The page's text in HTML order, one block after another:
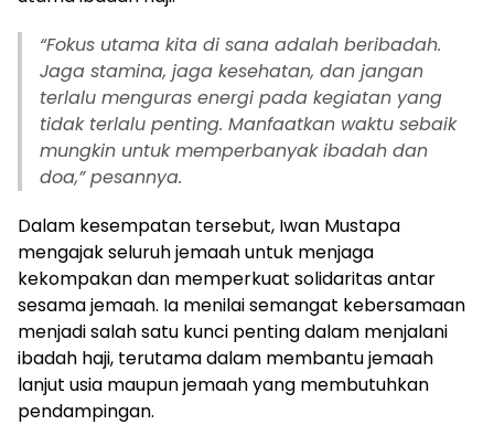
“Fokus utama kita di sana adalah beribadah.
Jaga stamina, jaga kesehatan, dan jangan
terlalu menguras energi pada kegiatan yang
tidak terlalu penting. Manfaatkan waktu sebaik
mungkin untuk memperbanyak ibadah dan
doa,” pesannya.
Dalam kesempatan tersebut, Iwan Mustapa
mengajak seluruh jemaah untuk menjaga
kekompakan dan memperkuat solidaritas antar
sesama jemaah. Ia menilai semangat kebersamaan
menjadi salah satu kunci penting dalam menjalani
ibadah haji, terutama dalam membantu jemaah
lanjut usia maupun jemaah yang membutuhkan
pendampingan.